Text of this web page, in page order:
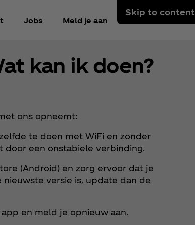
Skip to content
Jobs Meld je aan
kan ik doen?
ons opneemt:
te doen met WiFi en zonder
door een onstabiele verbinding.
(Android) en zorg ervoor dat je
versie is, update dan de
en meld je opnieuw aan.